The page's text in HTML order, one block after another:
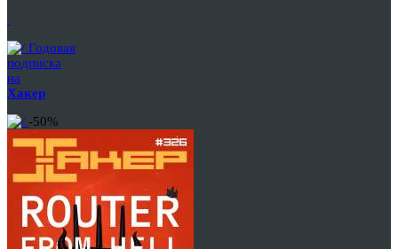
Годовая
подписка
на
Хакер
-50%